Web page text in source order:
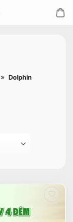
» Dolphin